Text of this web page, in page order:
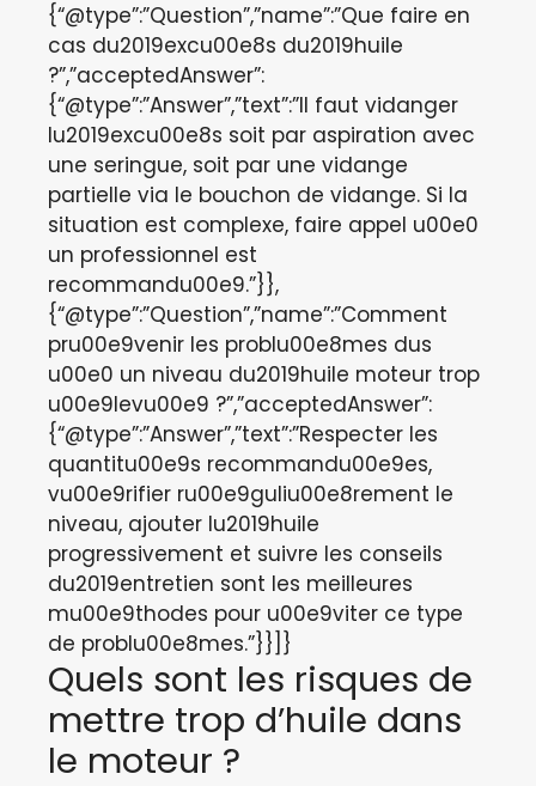
{“@type”:”Question”,”name”:”Que faire en
cas du2019excu00e8s du2019huile
?”,”acceptedAnswer”:
{“@type”:”Answer”,”text”:”Il faut vidanger
lu2019excu00e8s soit par aspiration avec
une seringue, soit par une vidange
partielle via le bouchon de vidange. Si la
situation est complexe, faire appel u00e0
un professionnel est
recommandu00e9.”}},
{“@type”:”Question”,”name”:”Comment
pru00e9venir les problu00e8mes dus
u00e0 un niveau du2019huile moteur trop
u00e9levu00e9 ?”,”acceptedAnswer”:
{“@type”:”Answer”,”text”:”Respecter les
quantitu00e9s recommandu00e9es,
vu00e9rifier ru00e9guliu00e8rement le
niveau, ajouter lu2019huile
progressivement et suivre les conseils
du2019entretien sont les meilleures
mu00e9thodes pour u00e9viter ce type
de problu00e8mes.”}}]}
Quels sont les risques de
mettre trop d’huile dans
le moteur ?